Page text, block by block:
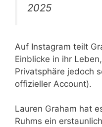
2025
Auf Instagram teilt
Einblicke in ihr
Privatsphäre jedoch
offizieller Account).
Lauren Graham hat
Ruhms ein